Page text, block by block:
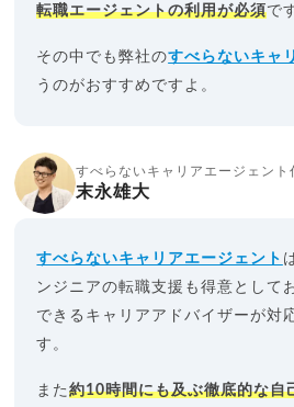
転職エージェントの利用が必須で
その中でも弊社のすべらないキャ
うのがおすすめですよ。
すべらないキャリアエージェント
末永雄大
すべらないキャリアエージェント
ンジニアの転職支援も得意として
できるキャリアアドバイザーが対
す。
また約10時間にも及ぶ徹底的な自